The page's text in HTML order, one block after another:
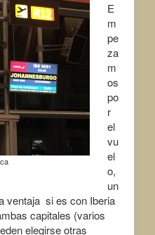
E
m
pe
za
m
os
po
r
el
vu
el
o,
un
ventaja si es con Iberia
capitales (varios
elegirse otras